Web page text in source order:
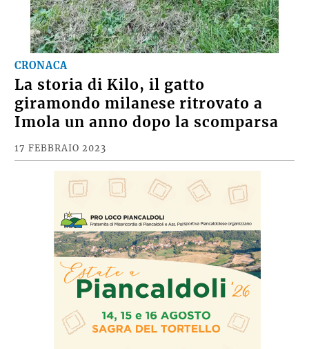
CRONACA
La storia di Kilo, il gatto
giramondo milanese ritrovato a
Imola un anno dopo la scomparsa
17 FEBBRAIO 2023